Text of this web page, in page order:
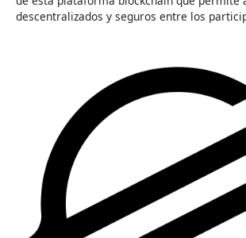
descentralizados y seguros entre los